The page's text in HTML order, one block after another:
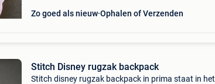
Zo goed als nieuw Ophalen of Verzenden
Stitch Disney rugzak backpack
Stitch disney rugzak backpack in prima staat in het